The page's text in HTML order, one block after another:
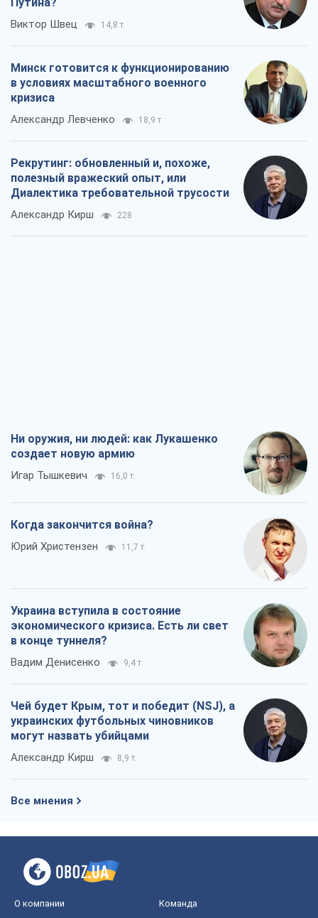
Совпадение интересов двух циничных
игроков или тайный план Трампа и
Путина?
Виктор Швец 14,8 т.
Минск готовится к функционированию
в условиях масштабного военного
кризиса
Александр Левченко 18,9 т.
Рекрутинг: обновленный и, похоже,
полезный вражеский опыт, или
Диалектика требовательной трусости
Ни оружия, ни людей: как Лукашенко
Игар Тышкевич 16,0 т.
Юрий Христензен 11,7 т.
Украина вступила в состояние
экономического кризиса. Есть ли свет
в конце туннеля?
Вадим Денисенко 9,4 т.
Чей будет Крым, тот и победит (NSJ), а
украинских футбольных чиновников
могут назвать убийцами
Александр Кирш